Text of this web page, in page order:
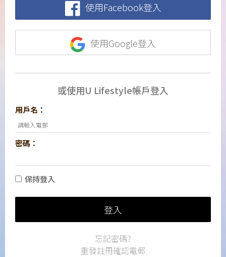
使用Facebook登入
使用Google登入
或使用U Lifestyle帳戶登入
用戶名：
密碼：
保持登入
登入
忘記密碼?
重發註冊確認電郵